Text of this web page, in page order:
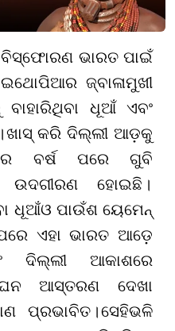
ବିସ୍ଫୋରଣ ଭାରତ ପାଇଁ
ଜ୍ବାଳାମୁଖୀ
ଧୂଆଁ ଏବଂ
।ଖାସ୍ କରି ଦିଲ୍ଲୀ ଆଡ଼କୁ
ବର୍ଷ ପରେ ଗୁବି
ଉଦଗୀରଣ ହୋଇଛି ।
ଧୂଆଁଓ ପାଉଁଶ ୟେମେନ୍
ଏହା ଭାରତ ଆଡ଼େ
ଦିଲ୍ଲୀ ଆକାଶରେ
ଘନ ଆସ୍ତରଣ ଦେଖା
ପ୍ରଭାବିତ ।ସେହିଭଳି